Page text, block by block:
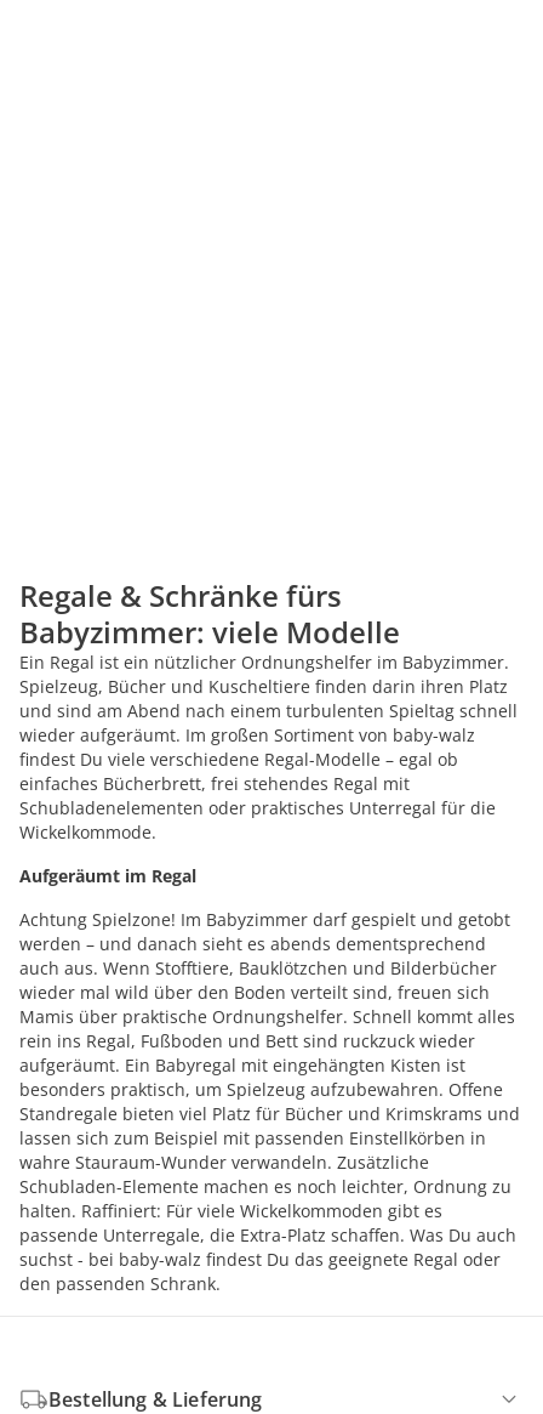
Regale & Schränke fürs
Babyzimmer: viele Modelle
Ein Regal ist ein nützlicher Ordnungshelfer im Babyzimmer.
Spielzeug, Bücher und Kuscheltiere finden darin ihren Platz
und sind am Abend nach einem turbulenten Spieltag schnell
wieder aufgeräumt. Im großen Sortiment von baby-walz
findest Du viele verschiedene Regal-Modelle – egal ob
einfaches Bücherbrett, frei stehendes Regal mit
Schubladenelementen oder praktisches Unterregal für die
Wickelkommode.
Aufgeräumt im Regal
Achtung Spielzone! Im Babyzimmer darf gespielt und getobt
werden – und danach sieht es abends dementsprechend
auch aus. Wenn Stofftiere, Bauklötzchen und Bilderbücher
wieder mal wild über den Boden verteilt sind, freuen sich
Mamis über praktische Ordnungshelfer. Schnell kommt alles
rein ins Regal, Fußboden und Bett sind ruckzuck wieder
aufgeräumt. Ein Babyregal mit eingehängten Kisten ist
besonders praktisch, um Spielzeug aufzubewahren. Offene
Standregale bieten viel Platz für Bücher und Krimskrams und
lassen sich zum Beispiel mit passenden Einstellkörben in
wahre Stauraum-Wunder verwandeln. Zusätzliche
Schubladen-Elemente machen es noch leichter, Ordnung zu
halten. Raffiniert: Für viele Wickelkommoden gibt es
passende Unterregale, die Extra-Platz schaffen. Was Du auch
suchst - bei baby-walz findest Du das geeignete Regal oder
den passenden Schrank.
Bestellung & Lieferung